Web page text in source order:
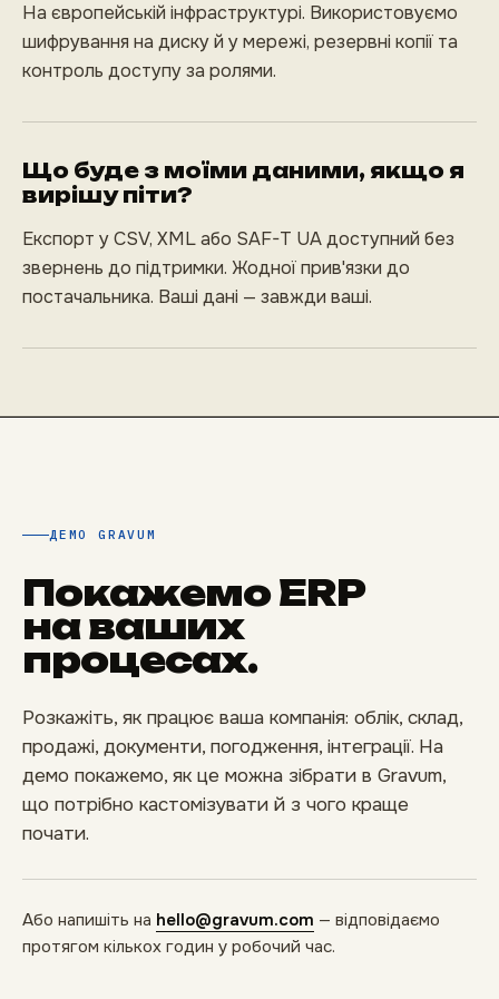
На європейській інфраструктурі. Використовуємо
шифрування на диску й у мережі, резервні копії та
контроль доступу за ролями.
Що буде з моїми даними, якщо я
вирішу піти?
Експорт у CSV, XML або SAF-T UA доступний без
звернень до підтримки. Жодної прив'язки до
постачальника. Ваші дані — завжди ваші.
ДЕМО GRAVUM
Покажемо ERP
на ваших
процесах.
Розкажіть, як працює ваша компанія: облік, склад,
продажі, документи, погодження, інтеграції. На
демо покажемо, як це можна зібрати в Gravum,
що потрібно кастомізувати й з чого краще
почати.
Або напишіть на hello@gravum.com — відповідаємо
протягом кількох годин у робочий час.